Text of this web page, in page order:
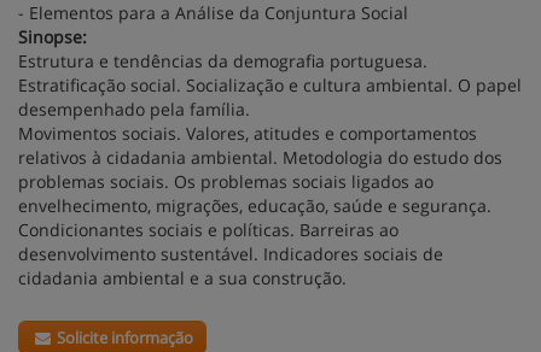
- Elementos para a Análise da Conjuntura Social
Sinopse:
Estrutura e tendências da demografia portuguesa.
Estratificação social. Socialização e cultura ambiental. O papel
desempenhado pela família.
Movimentos sociais. Valores, atitudes e comportamentos
relativos à cidadania ambiental. Metodologia do estudo dos
problemas sociais. Os problemas sociais ligados ao
envelhecimento, migrações, educação, saúde e segurança.
Condicionantes sociais e políticas. Barreiras ao
desenvolvimento sustentável. Indicadores sociais de
cidadania ambiental e a sua construção.
Solicite informação